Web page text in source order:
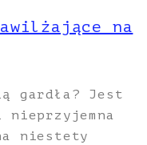
na
gardła? Jest
niestety